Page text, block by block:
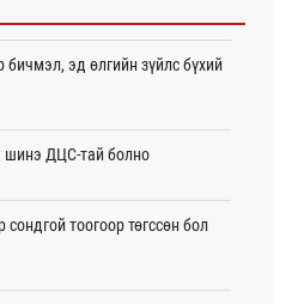
эд өлгийн зүйлс бүхий
шинэ ДЦС-тай болно
тоогоор төгссөн бол